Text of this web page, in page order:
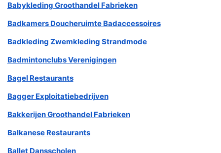
Babykleding Groothandel Fabrieken
Badkamers Doucheruimte Badaccessoires
Badkleding Zwemkleding Strandmode
Badmintonclubs Verenigingen
Bagel Restaurants
Bagger Exploitatiebedrijven
Bakkerijen Groothandel Fabrieken
Balkanese Restaurants
Ballet Dansscholen